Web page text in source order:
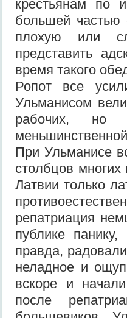
крестьянам по
большей
плохую или
представить
время такого
Ропот все
Ульманисом
рабочих, но
При Ульманисе
столбцов
Латвии только
репатриация
публике
правда,
неладное и
вскоре и
после